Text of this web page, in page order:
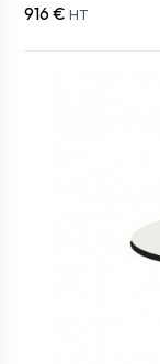
916 € HT